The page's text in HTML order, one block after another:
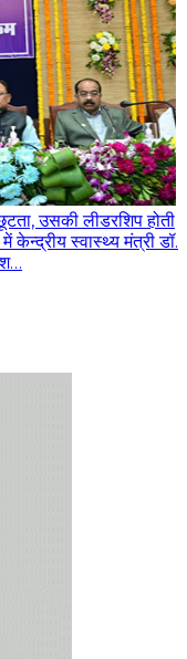
उसकी लीडरशिप होती
केन्द्रीय स्वास्थ्य मंत्री डॉ.